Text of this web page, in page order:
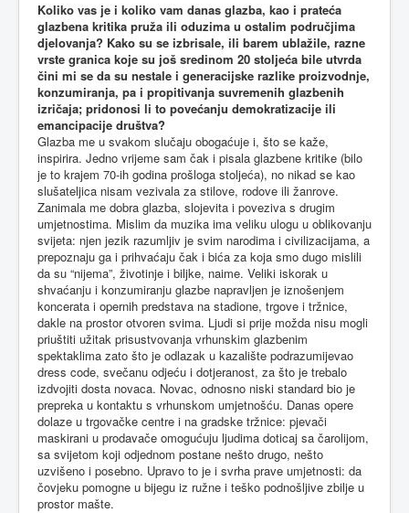
Koliko vas je i koliko vam danas glazba, kao i prateća
glazbena kritika pruža ili oduzima u ostalim područjima
djelovanja? Kako su se izbrisale, ili barem ublažile, razne
vrste granica koje su još sredinom 20 stoljeća bile utvrda
čini mi se da su nestale i generacijske razlike proizvodnje,
konzumiranja, pa i propitivanja suvremenih glazbenih
izričaja; pridonosi li to povećanju demokratizacije ili
emancipacije društva?
Glazba me u svakom slučaju obogaćuje i, što se kaže,
inspirira. Jedno vrijeme sam čak i pisala glazbene kritike (bilo
je to krajem 70-ih godina prošloga stoljeća), no nikad se kao
slušateljica nisam vezivala za stilove, rodove ili žanrove.
Zanimala me dobra glazba, slojevita i poveziva s drugim
umjetnostima. Mislim da muzika ima veliku ulogu u oblikovanju
svijeta: njen jezik razumljiv je svim narodima i civilizacijama, a
prepoznaju ga i prihvaćaju čak i bića za koja smo dugo mislili
da su “nijema”, životinje i biljke, naime. Veliki iskorak u
shvaćanju i konzumiranju glazbe napravljen je iznošenjem
koncerata i opernih predstava na stadione, trgove i tržnice,
dakle na prostor otvoren svima. Ljudi si prije možda nisu mogli
priuštiti užitak prisustvovanja vrhunskim glazbenim
spektaklima zato što je odlazak u kazalište podrazumijevao
dress code, svečanu odjeću i dotjeranost, za što je trebalo
izdvojiti dosta novaca. Novac, odnosno niski standard bio je
prepreka u kontaktu s vrhunskom umjetnošću. Danas opere
dolaze u trgovačke centre i na gradske tržnice: pjevači
maskirani u prodavače omogućuju ljudima doticaj sa čarolijom,
sa svijetom koji odjednom postane nešto drugo, nešto
uzvišeno i posebno. Upravo to je i svrha prave umjetnosti: da
čovjeku pomogne u bijegu iz ružne i teško podnošljive zbilje u
prostor mašte.